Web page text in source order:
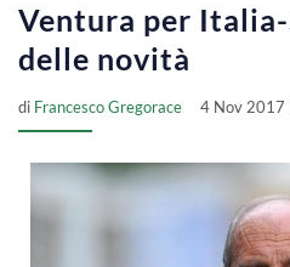
Ventura per
delle novità
di Francesco Gregorace 4 Nov 2017